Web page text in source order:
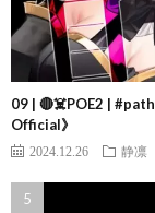
09 | 🔴☠️POE2 |
Official》
2024.12.26 静凛